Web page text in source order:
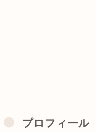
プロフィール